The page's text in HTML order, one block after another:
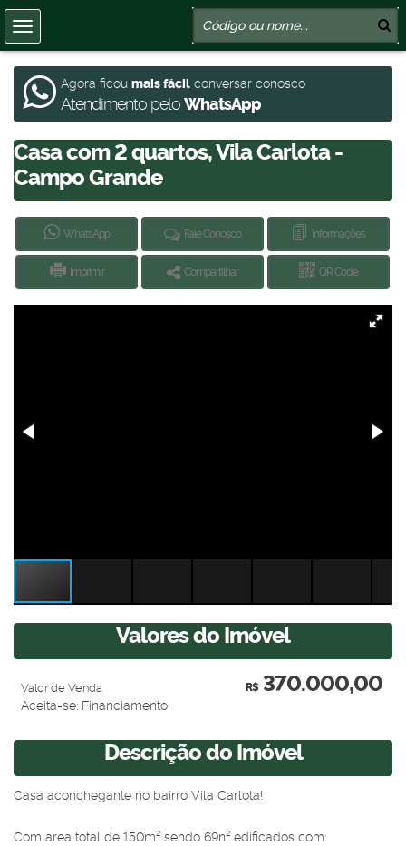
Agora ficou mais fácil conversar conosco
Atendimento peloWhatsApp
Casa com 2 quartos, Vila Carlota -
Campo Grande
WhatsApp Fale Conosco Informações
Imprimir Compartilhar QR Code
Valores do Imóvel
R$370.000,00
Valor de Venda
Aceita-se: Financiamento
Descrição do Imóvel
Casa aconchegante no bairro Vila Carlota!
Com area total de 150m² sendo 69n² edificados com: